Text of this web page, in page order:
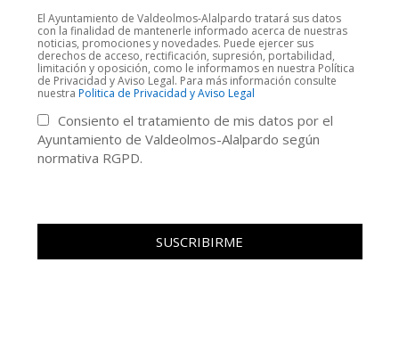
El Ayuntamiento de Valdeolmos-Alalpardo tratará sus datos
con la finalidad de mantenerle informado acerca de nuestras
noticias, promociones y novedades. Puede ejercer sus
derechos de acceso, rectificación, supresión, portabilidad,
limitación y oposición, como le informamos en nuestra Política
de Privacidad y Aviso Legal. Para más información consulte
nuestra Politica de Privacidad y Aviso Legal
Consiento el tratamiento de mis datos por el
Ayuntamiento de Valdeolmos-Alalpardo según
normativa RGPD.